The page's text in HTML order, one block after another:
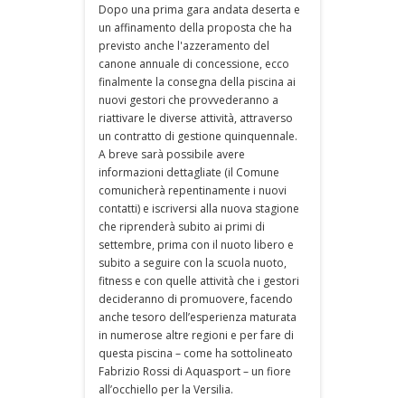
Dopo una prima gara andata deserta e
un affinamento della proposta che ha
previsto anche l'azzeramento del
canone annuale di concessione, ecco
finalmente la consegna della piscina ai
nuovi gestori che provvederanno a
riattivare le diverse attività, attraverso
un contratto di gestione quinquennale.
A breve sarà possibile avere
informazioni dettagliate (il Comune
comunicherà repentinamente i nuovi
contatti) e iscriversi alla nuova stagione
che riprenderà subito ai primi di
settembre, prima con il nuoto libero e
subito a seguire con la scuola nuoto,
fitness e con quelle attività che i gestori
decideranno di promuovere, facendo
anche tesoro dell’esperienza maturata
in numerose altre regioni e per fare di
questa piscina – come ha sottolineato
Fabrizio Rossi di Aquasport – un fiore
all’occhiello per la Versilia.